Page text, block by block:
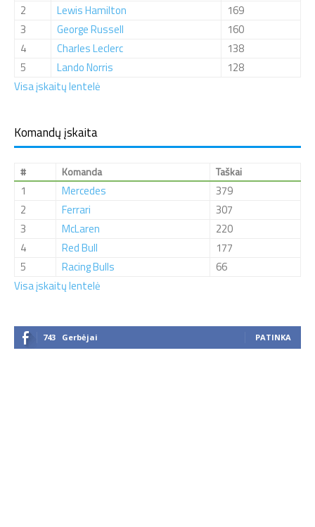
2
Lewis Hamilton
169
3
George Russell
160
4
Charles Leclerc
138
5
Lando Norris
128
Visa įskaitų lentelė
Komandų įskaita
# Komanda Taškai
1 Mercedes
379
2
Ferrari
307
3
McLaren
220
4
Red Bull
177
5
Racing Bulls
66
Visa įskaitų lentelė
743 Gerbėjai PATINKA